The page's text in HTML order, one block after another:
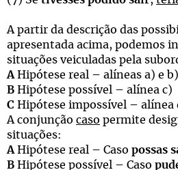
A partir da descrição das
apresentada acima, podemos
situações veiculadas pela
A Hipótese real – alíneas a) e b)
B Hipótese possível – alínea c)
C Hipótese impossível – alínea
A conjunção caso permite
situações:
A Hipótese real – Caso possas
B Hipótese possível – Caso